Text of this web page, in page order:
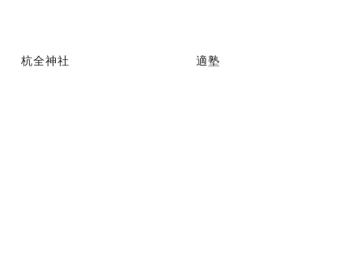
杭全神社 適塾